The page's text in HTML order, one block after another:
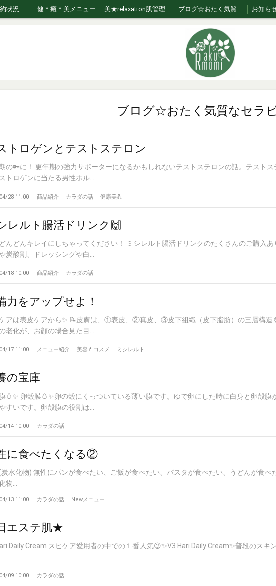
基本情報･予約状況・ページのご案内 健＊癒＊美メニュー 美★relaxation肌管理*メニュー *日々のお手入れサポート ブログ☆おたく気質なセラピスト お知ら
ブログ☆おたく気質なセラ
トロゲンとテストステロン
の🔑に！ 更年期の強力サポーターになるかもしれないテストステロンの話。テスト
トロゲンに当たる男性ホル...
28 11:00 商品紹介 カラダの話 健康美💪
レルト腸活ドリンク🙌
んどんキレイにしちゃってください！ ミシレルト腸活ドリンクのたくさんのご購入
炭酸割、ドレッシングや白...
18 10:00 商品紹介 カラダの話
力をアップせよ！
アは表皮ケアから✨ 📝皮膚は、①表皮、②真皮、③皮下組織（皮下脂肪）の三層構造
老化が、お顔の場合見た目...
17 11:00 メニュー紹介 美容💄コスメ ミシレルト
の宝庫
🥚✨ 卵殻膜🥚✨卵の殻にくっついている薄い膜です。ゆで卵にした時に白身と卵殻
すいです。卵殻膜の役割は...
14 10:00 カラダの話
に食べたくなる②
水化物) 無性にパンが食べたい、ご飯が食べたい、パスタが食べたい、うどんが食
物...
13 11:00 カラダの話 Newメニュー
エステ肌★
Daily Cream スピケア愛用者の中での１番人気😉✨V3 Hari Daily Cream✨普段のスキ
09 10:00 カラダの話